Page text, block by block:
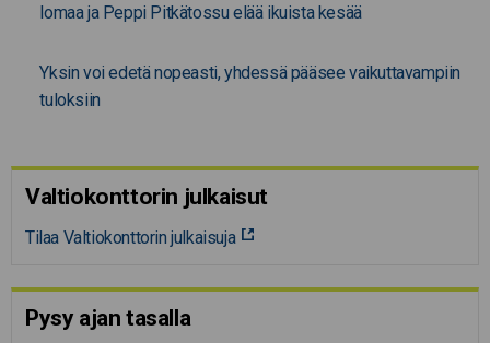
lomaa ja Peppi Pitkätossu elää ikuista kesää
Yksin voi edetä nopeasti, yhdessä pääsee vaikuttavampiin
tuloksiin
Valtiokonttorin julkaisut
Tilaa Valtiokonttorin julkaisuja
Pysy ajan tasalla